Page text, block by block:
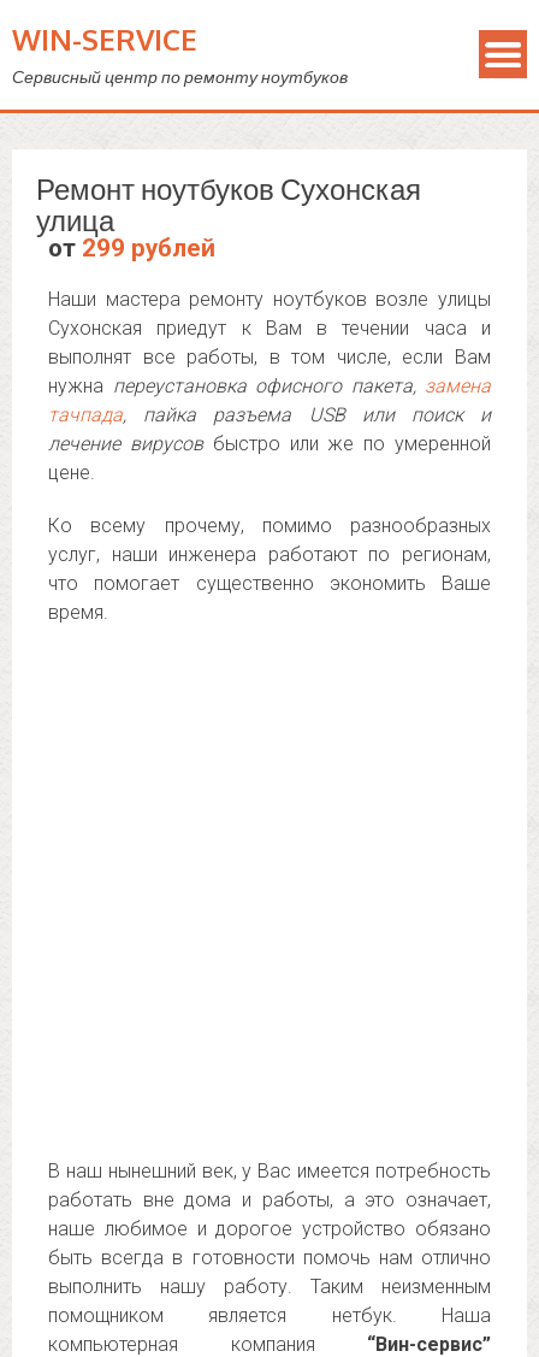
WIN-SERVICE
Сервисный центр по ремонту ноутбуков
Ремонт ноутбуков Сухонская
улица
от 299 рублей
Наши мастера ремонту ноутбуков возле улицы
Сухонская приедут к Вам в течении часа и
выполнят все работы, в том числе, если Вам
нужна переустановка офисного пакета, замена
тачпада, пайка разъема USB или поиск и
лечение вирусовбыстро или же по умеренной
цене.
Ко всему прочему, помимо разнообразных
услуг, наши инженера работают по регионам,
что помогает существенно экономить Ваше
время.
В наш нынешний век, у Вас имеется потребность
работать вне дома и работы, а это означает,
наше любимое и дорогое устройство обязано
быть всегда в готовности помочь нам отлично
выполнить нашу работу. Таким неизменным
помощником является нетбук. Наша
компьютерная компания “Вин-сервис”